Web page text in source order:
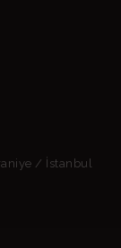
/ İstanbul